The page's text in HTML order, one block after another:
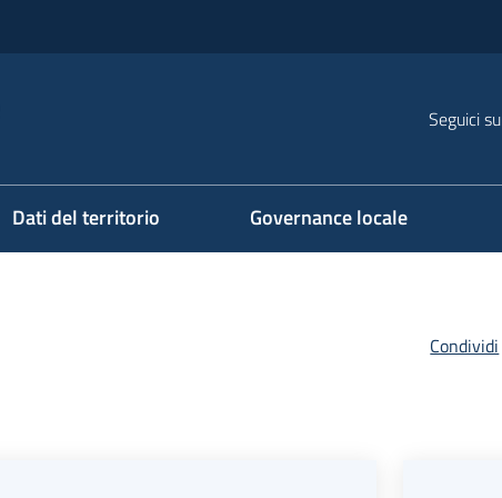
Seguici su
Dati del territorio Governance locale
Condividi